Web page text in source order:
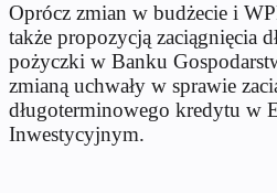
Oprócz zmian w budżecie i
także propozycją zaciągnięcia
pożyczki w Banku
zmianą uchwały w sprawie
długoterminowego kredytu w
Inwestycyjnym.